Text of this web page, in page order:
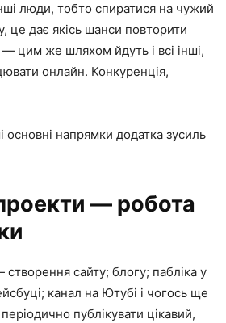
люди, тобто спиратися на чужий
це дає якісь шанси повторити
— цим же шляхом йдуть і всі інші,
онлайн. Конкуренція,
напрямки додатка зусиль
— робота
сайту; блогу; пабліка у
канал на Ютубі і чогось ще
публікувати цікавий,